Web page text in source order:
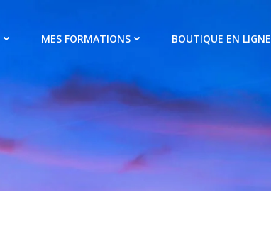
MES FORMATIONS BOUTIQUE EN LIGNE